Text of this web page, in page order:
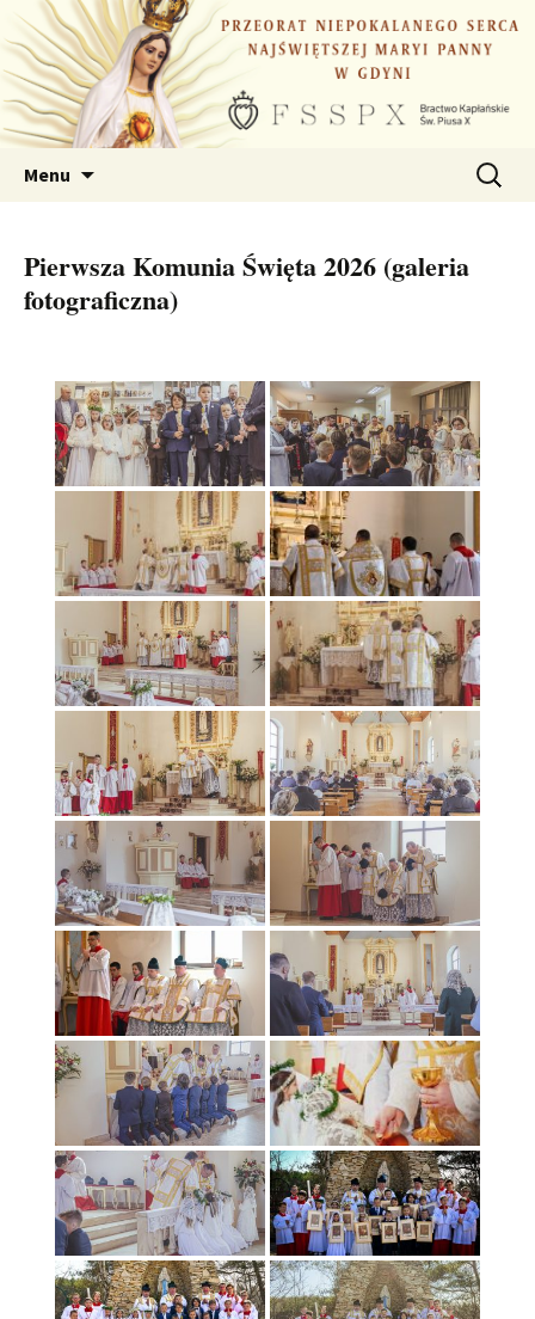
Przejdź
do
treści
Menu Szukaj:
Pierwsza Komunia Święta 2026 (galeria
fotograficzna)